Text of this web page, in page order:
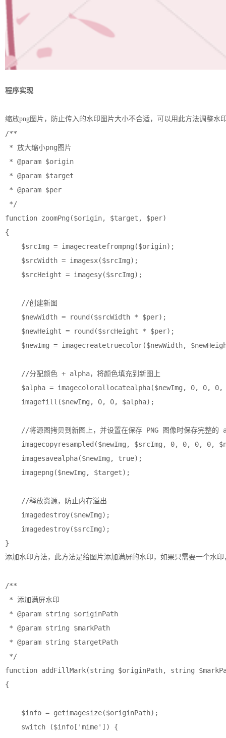
程序实现
缩放png图片，防止传入的水印图片大小不合适，可以用此方法调整水
/**
* 放大缩小png图片
* @param $origin
* @param $target
* @param $per
*/
function zoomPng($origin, $target, $per)
{
    $srcImg = imagecreatefrompng($origin);
    $srcWidth = imagesx($srcImg);
    $srcHeight = imagesy($srcImg);
    //创建新图
    $newWidth = round($srcWidth * $per);
    $newHeight = round($srcHeight * $per);
$newImg = imagecreatetruecolor($newWidth,
    //分配颜色 + alpha，将颜色填充到新图上
$alpha = imagecolorallocatealpha($newImg, 0, 0, 0,
    imagefill($newImg, 0, 0, $alpha);
//将源图拷贝到新图上，并设置在保存 PNG 图像时保存完整的
imagecopyresampled($newImg, $srcImg, 0, 0, 0, 0,
    imagesavealpha($newImg, true);
    imagepng($newImg, $target);
    //释放资源，防止内存溢出
    imagedestroy($newImg);
    imagedestroy($srcImg);
添加水印方法，此方法是给图片添加满屏的水印，如果只需要一个水
/**
* 添加满屏水印
* @param string $originPath
* @param string $markPath
* @param string $targetPath
*/
function addFillMark(string $originPath, string
{
    $info = getimagesize($originPath);
    switch ($info['mime']) {